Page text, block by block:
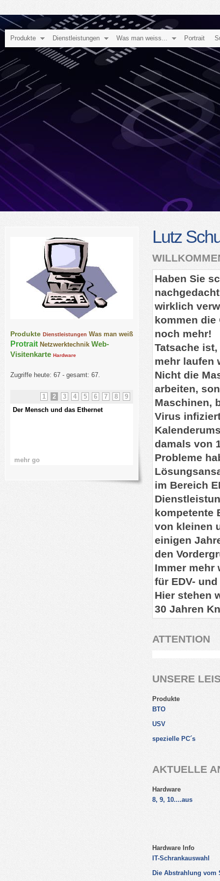
Produkte Dienstleistungen Was man weiss... Portrait
Lutz
Haben Sie
wirklich
kommen die
noch mehr!
Tatsache
mehr laufen
Nicht die
arbeiten,
Maschinen,
Virus
damals von
Probleme
im Bereich
kompetente
von kleinen
einigen
den
Immer mehr
für EDV-
Hier stehen
30 Jahren
ATTENTION
UNSERE
Produkte
BTO
USV
spezielle PC´s
AKTUELLE
Hardware
8, 9, 10....aus
Hardware Info
IT-Schrankauswahl
Die Abstrahlung vom
Produkte Dienstleistungen Was man weiß
Protrait Netzwerktechnik Web-
Visitenkarte Hardware
Zugriffe heute: 67 - gesamt: 67.
1 2 3 4 5 6 7 8
9
Der Mensch und das Ethernet
mehr go mehr go